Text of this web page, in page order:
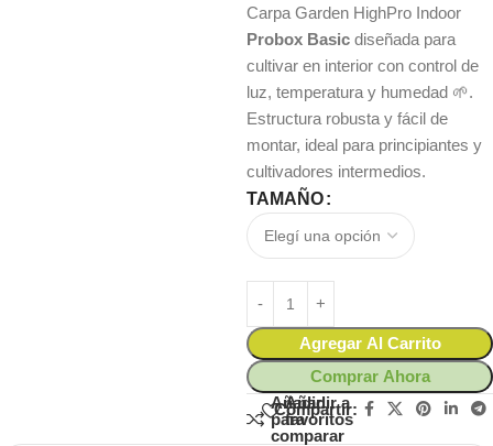
Carpa Garden HighPro Indoor
Probox Basic diseñada para
cultivar en interior con control de
luz, temperatura y humedad 🌱.
Estructura robusta y fácil de
montar, ideal para principiantes y
cultivadores intermedios.
TAMAÑO
Agregar Al Carrito
Comprar Ahora
Añadir
para
comparar
Añadir a
favoritos
Compartir: